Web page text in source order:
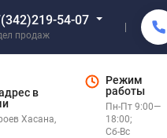
54-07
продаж
в
Хасана,
Режим
работы
Пн-Пт 9:00—
18:00;
Сб-Вс